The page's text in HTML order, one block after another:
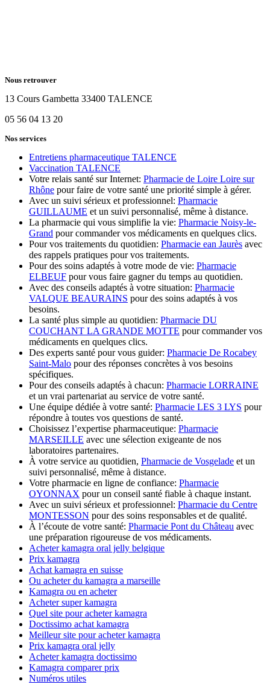
Nous retrouver
13 Cours Gambetta 33400 TALENCE
05 56 04 13 20
Nos services
Entretiens pharmaceutique TALENCE
Vaccination TALENCE
Votre relais santé sur Internet: Pharmacie de Loire Loire sur
Rhône pour faire de votre santé une priorité simple à gérer.
Avec un suivi sérieux et professionnel: Pharmacie
GUILLAUME et un suivi personnalisé, même à distance.
La pharmacie qui vous simplifie la vie: Pharmacie Noisy-le-
Grand pour commander vos médicaments en quelques clics.
Pour vos traitements du quotidien: Pharmacie ean Jaurès avec
des rappels pratiques pour vos traitements.
Pour des soins adaptés à votre mode de vie: Pharmacie
ELBEUF pour vous faire gagner du temps au quotidien.
Avec des conseils adaptés à votre situation: Pharmacie
VALQUE BEAURAINS pour des soins adaptés à vos
besoins.
La santé plus simple au quotidien: Pharmacie DU
COUCHANT LA GRANDE MOTTE pour commander vos
médicaments en quelques clics.
Des experts santé pour vous guider: Pharmacie De Rocabey
Saint-Malo pour des réponses concrètes à vos besoins
spécifiques.
Pour des conseils adaptés à chacun: Pharmacie LORRAINE
et un vrai partenariat au service de votre santé.
Une équipe dédiée à votre santé: Pharmacie LES 3 LYS pour
répondre à toutes vos questions de santé.
Choisissez l’expertise pharmaceutique: Pharmacie
MARSEILLE avec une sélection exigeante de nos
laboratoires partenaires.
À votre service au quotidien, Pharmacie de Vosgelade et un
suivi personnalisé, même à distance.
Votre pharmacie en ligne de confiance: Pharmacie
OYONNAX pour un conseil santé fiable à chaque instant.
Avec un suivi sérieux et professionnel: Pharmacie du Centre
MONTESSON pour des soins responsables et de qualité.
À l’écoute de votre santé: Pharmacie Pont du Château avec
une préparation rigoureuse de vos médicaments.
Acheter kamagra oral jelly belgique
Prix kamagra
Achat kamagra en suisse
Ou acheter du kamagra a marseille
Kamagra ou en acheter
Acheter super kamagra
Quel site pour acheter kamagra
Doctissimo achat kamagra
Meilleur site pour acheter kamagra
Prix kamagra oral jelly
Acheter kamagra doctissimo
Kamagra comparer prix
Numéros utiles